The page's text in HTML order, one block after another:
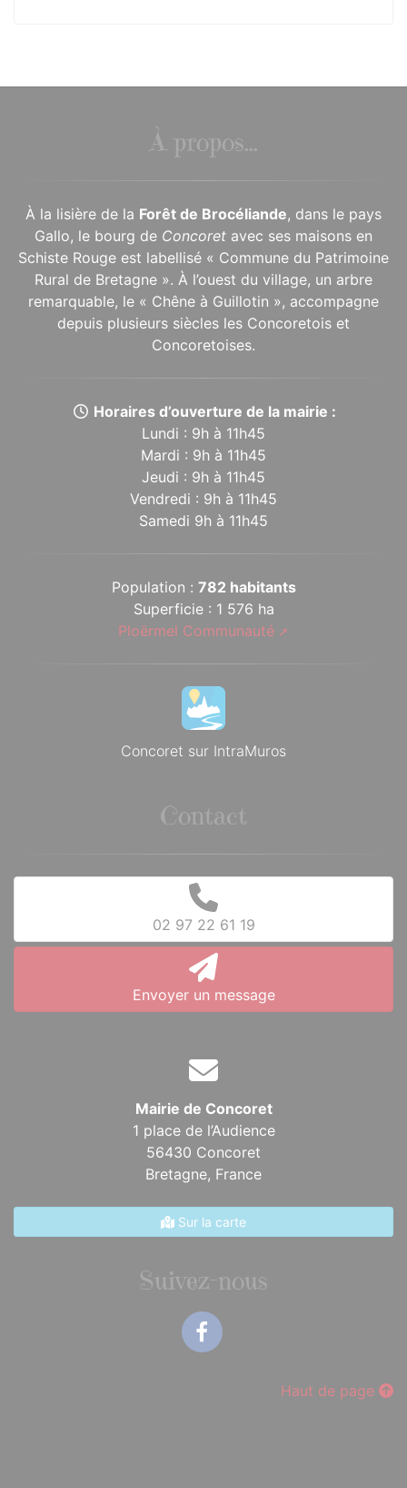
À propos...
À la lisière de la Forêt de Brocéliande, dans le pays
Gallo, le bourg de Concoret avec ses maisons en
Schiste Rouge est labellisé « Commune du Patrimoine
Rural de Bretagne ». À l’ouest du village, un arbre
remarquable, le « Chêne à Guillotin », accompagne
depuis plusieurs siècles les Concoretois et
Concoretoises.
Horaires d’ouverture de la mairie :
Lundi : 9h à 11h45
Mardi : 9h à 11h45
Jeudi : 9h à 11h45
Vendredi : 9h à 11h45
Samedi 9h à 11h45
Population : 782 habitants
Superficie : 1 576 ha
Ploërmel Communauté
Concoret sur IntraMuros
Contact
02 97 22 61 19
Envoyer un message
Mairie de Concoret
1 place de l’Audience
56430 Concoret
Bretagne, France
Sur la carte
Suivez-nous
Haut de page